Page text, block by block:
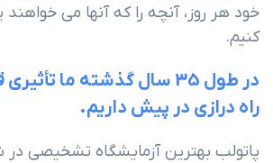
خود هر روز، آنچه را که آنها می خواهند
کنیم.
در طول 35 سال گذشته ما
راه درازی در پیش داریم.
پاتولب بهترین آزمایشگاه تشخیصی در